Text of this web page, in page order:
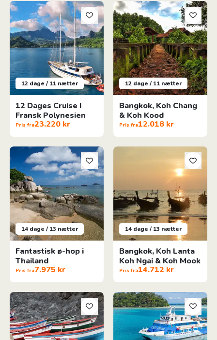
12 dage / 11 nætter
12 Dages Cruise I
Fransk Polynesien
Pris fra23.220 kr
12 Dages Cruise I Fransk Polynesien
12 dage / 11 nætter
Bangkok, Koh Chang
& Koh Kood
Pris fra12.018 kr
Bangkok, Koh Chang & Koh
14 dage / 13 nætter
Fantastisk ø-hop i
Thailand
Pris fra7.975 kr
Fantastisk ø-hop i Thailand
14 dage / 13 nætter
Bangkok, Koh Lanta
Koh Ngai & Koh Mook
Pris fra14.712 kr
Bangkok, Koh Lanta Koh Ngai
Kap Verde - Den sydlige rundrejse8-Dages Krydstogt